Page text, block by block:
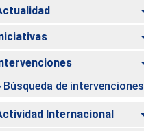
Búsqueda de intervenciones
Internacional